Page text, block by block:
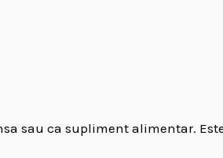
sau ca supliment alimentar.